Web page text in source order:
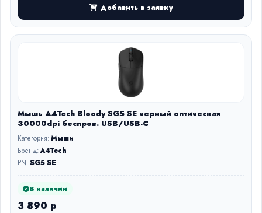
Добавить в заявку
Мышь A4Tech Bloody SG5 SE черный оптическая
30000dpi беспров. USB/USB-C
Категория:Мыши
Бренд:A4Tech
PN:SG5 SE
В наличии
3 890 р